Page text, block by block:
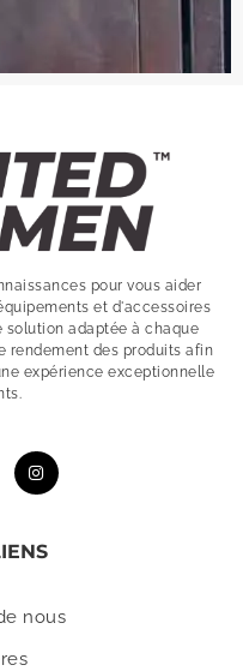
pour vous aider
et d'accessoires
solution adaptée à chaque
rendement des produits afin
expérience exceptionnelle
nous